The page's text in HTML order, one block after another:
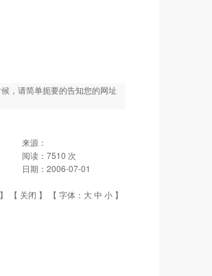
，请简单扼要的告知您的网址
来源：
阅读： 7510 次
日期： 2006-07-01
】 【 关闭 】 【 字体： 大中 小 】